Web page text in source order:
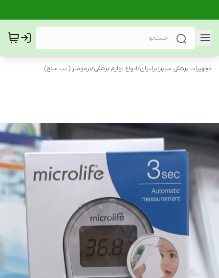
تجهیزات پزشکی سپهرایرانیان/انواع لوازم پزشکی/ترمومتر ( تب سنج)